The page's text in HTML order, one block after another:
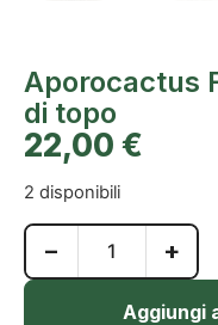
Aporocactus
di topo
22,00 €
2 disponibili
− +
Aggiungi